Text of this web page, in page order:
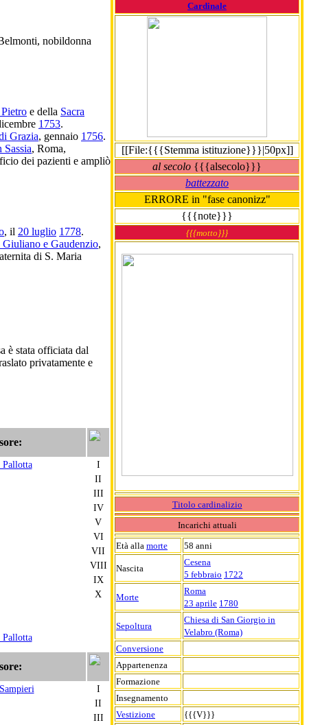
Cardinale
[[File:{{{Stemma istituzione}}}|50px]]
al secolo {{{alsecolo}}}
battezzato
ERRORE in "fase canonizz"
{{{note}}}
{{{motto}}}
Titolo cardinalizio
Incarichi attuali
Età alla morte 58 anni
Nascita
Cesena
5 febbraio 1722
Morte
Roma
23 aprile 1780
Sepoltura
Chiesa di San Giorgio in
Velabro (Roma)
Conversione
Appartenenza
Formazione
Insegnamento
Vestizione
{{{V}}}
nobildonna
e della Sacra
1753.
Grazia, gennaio 1756.
, Roma,
dei pazienti e ampliò
, il 20 luglio 1778.
Giuliano e Gaudenzio,
di S. Maria
è stata officiata dal
privatamente e
I
II
III
IV
V
VI
VII
VIII
IX
X
I
II
III